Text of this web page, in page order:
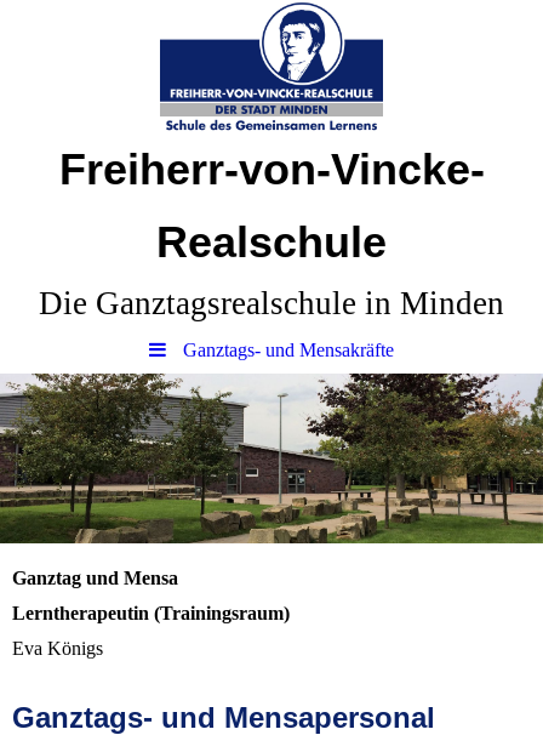
Freiherr-von-Vincke-
Realschule
Die Ganztagsrealschule in Minden
Ganztags- und Mensakräfte
Ganztag und Mensa
Lerntherapeutin (Trainingsraum)
Eva Königs
Ganztags- und Mensapersonal